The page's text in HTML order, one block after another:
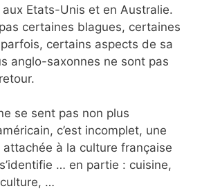
Etats-Unis et en Australie.
certaines blagues, certaines
certains aspects de sa
anglo-saxonnes ne sont pas
se sent pas non plus
c’est incomplet, une
à la culture française
… en partie : cuisine,
…